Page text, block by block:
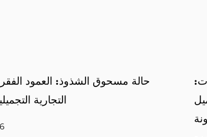
حافظات البودرة المضغوطة متعددة
العمود الفقري لمجموعات مستحضرات